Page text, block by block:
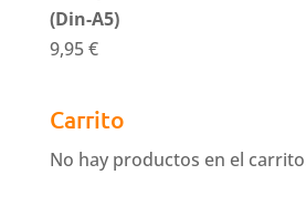
(Din-A5)
9,95€
Carrito
No hay productos en el